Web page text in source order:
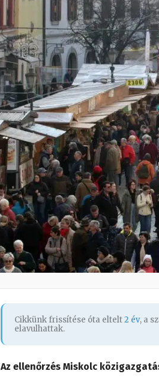
Cikkünk frissítése óta eltelt2 év, a
elavulhattak.
Az ellenőrzés Miskolc